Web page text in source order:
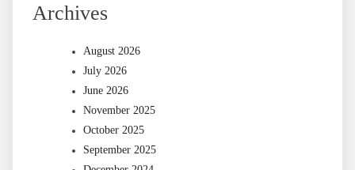
Archives
August 2026
July 2026
June 2026
November 2025
October 2025
September 2025